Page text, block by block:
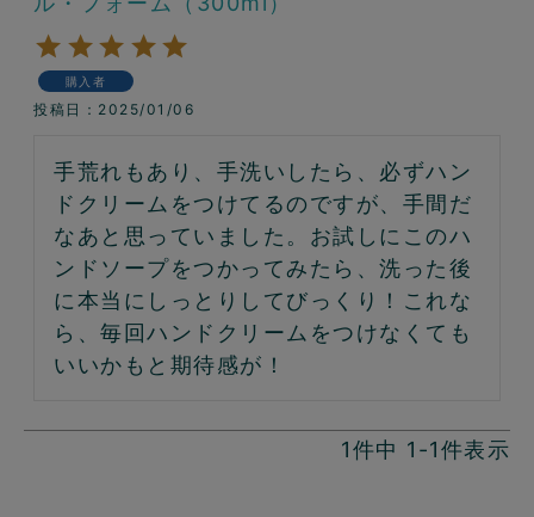
購入者
投稿日 2025/01/06
手荒れもあり、手洗いしたら、必ずハン
ドクリームをつけてるのですが、手間だ
なあと思っていました。お試しにこのハ
ンドソープをつかってみたら、洗った後
に本当にしっとりしてびっくり！これな
ら、毎回ハンドクリームをつけなくても
いいかもと期待感が！
1件中 1 -1件表示